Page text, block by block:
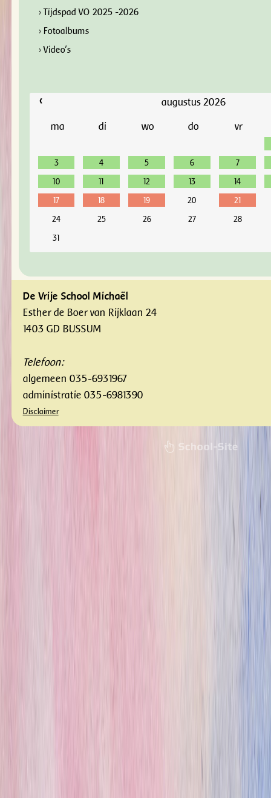
› Tijdspad VO 2025 -2026
› Fotoalbums
› Video's
‹ augustus 2026
ma di wo do vr
3 4 5 6 7
10 11 12 13 14
17 18 19 20 21
24 25 26 27 28
31
De Vrije School Michaël
Esther de Boer van Rijklaan 24
1403 GD BUSSUM
Telefoon:
algemeen 035-6931967
administratie 035-6981390
Disclaimer